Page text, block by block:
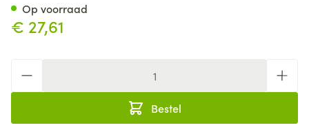
€ 27,61
Bestel
Op voorraad